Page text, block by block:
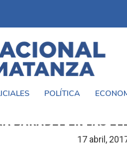
POLÍTICA
BARADEL EN LAS
17 abril,